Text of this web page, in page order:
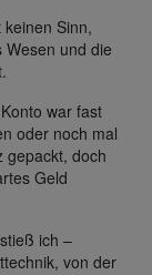
Sinn,
und die
war fast
oder noch mal
gepackt, doch
Geld
ich –
von der